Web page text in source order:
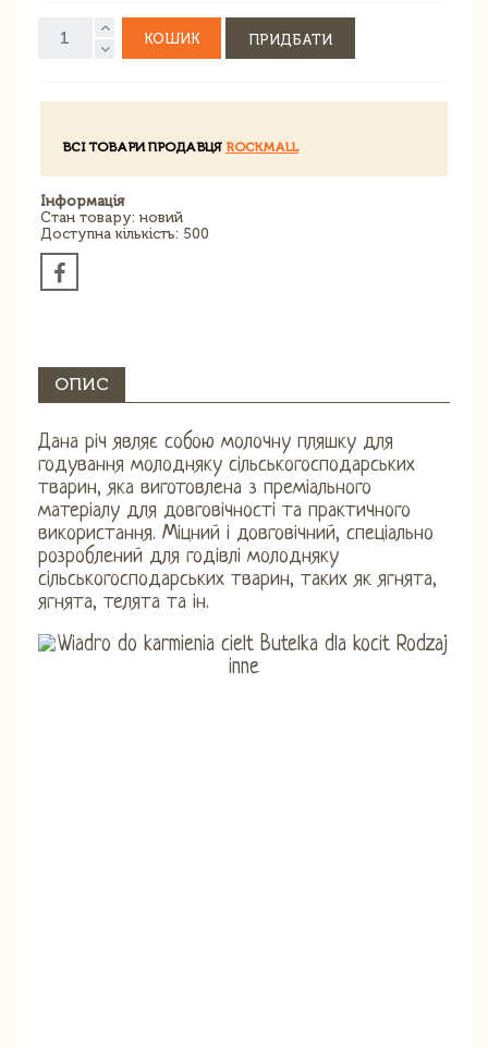
КОШИК ПРИДБАТИ
ВСІ ТОВАРИ ПРОДАВЦЯ ROCKMALL
Інформація
Стан товару: новий
Доступна кількість: 500
ОПИС
Дана річ являє собою молочну пляшку для
годування молодняку ​​сільськогосподарських
тварин, яка виготовлена ​​з преміального
матеріалу для довговічності та практичного
використання. Міцний і довговічний, спеціально
розроблений для годівлі молодняку ​​
сільськогосподарських тварин, таких як ягнята,
ягнята, телята та ін.